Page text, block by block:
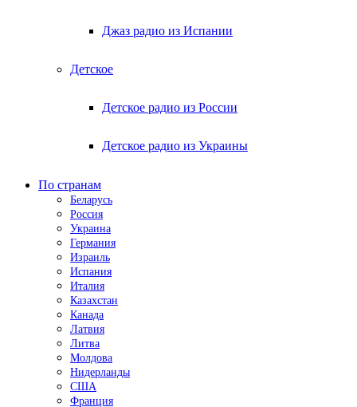
Джаз радио из Испании
Детское
Детское радио из России
Детское радио из Украины
По странам
Беларусь
Россия
Украина
Германия
Израиль
Испания
Италия
Казахстан
Канада
Латвия
Литва
Молдова
Нидерланды
США
Франция